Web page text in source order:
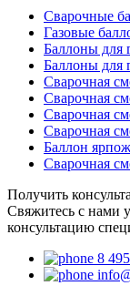
Сварочные
Газовые
Баллоны для
Баллоны для
Сварочная
Сварочная
Сварочная
Сварочная
Баллон
Сварочная
Получить
Свяжитесь с нами
консультацию
8